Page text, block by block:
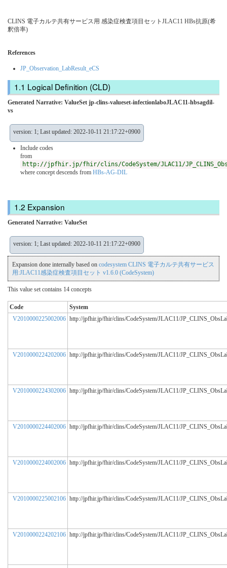
CLINS 電子カルテ共有サービス用 感染症検査項目セットJLAC11 HBs抗原(希
釈倍率)
References
JP_Observation_LabResult_eCS
Logical Definition (CLD)
Generated Narrative: ValueSet jp-clins-valueset-infectionlaboJLAC11-hbsagdil-
vs
version: 1; Last updated: 2022-10-11 21:17:22+0900
Include codes
from
http://jpfhir.jp/fhir/clins/CodeSystem/JLAC11/
where concept descends from HBs-AG-DIL
Expansion
Generated Narrative: ValueSet
version: 1; Last updated: 2022-10-11 21:17:22+0900
Expansion done internally based on codesystem CLINS 電子カルテ共有サービス
用:JLAC11感染症検査項目セット v1.6.0 (CodeSystem)
This value set contains 14 concepts
Code
System
V2010000225002006 http://jpfhir.jp/fhir/clins/CodeSystem/JLAC11/
V2010000224202006 http://jpfhir.jp/fhir/clins/CodeSystem/JLAC11/
V2010000224302006 http://jpfhir.jp/fhir/clins/CodeSystem/JLAC11/
V2010000224402006 http://jpfhir.jp/fhir/clins/CodeSystem/JLAC11/
V2010000224002006 http://jpfhir.jp/fhir/clins/CodeSystem/JLAC11/
V2010000225002106 http://jpfhir.jp/fhir/clins/CodeSystem/JLAC11/
V2010000224202106 http://jpfhir.jp/fhir/clins/CodeSystem/JLAC11/